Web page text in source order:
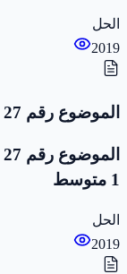
الحل
2019
الموضوع رقم 27
1 متوسط
الحل
2019